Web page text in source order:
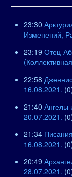
23:30
Изменений,
23:19 Отец-
22:58
16.08.2021.
21:40 Ангелы
20.07.2021.
21:34
16.08.2021.
20:49
28.07.2021.